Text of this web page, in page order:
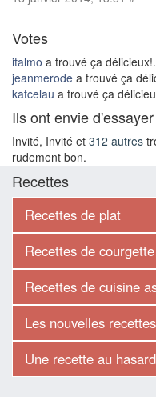
Votes
italmo a trouvé ça délicieux!.
jeanmerode a trouvé ça
katcelau a trouvé ça
Ils ont envie d'essayer
Invité, Invité et 312 autres
rudement bon.
Recettes
Recettes de plat
Recettes de courgette
Recettes de cuisine
Les nouvelles recettes
Une recette au hasard